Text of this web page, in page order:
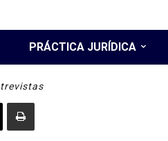
PRÁCTICA JURÍDICA